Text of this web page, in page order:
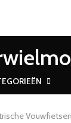
Vouwfietsen